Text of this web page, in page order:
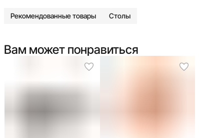
Рекомендованные товары Столы
Вам может понравиться